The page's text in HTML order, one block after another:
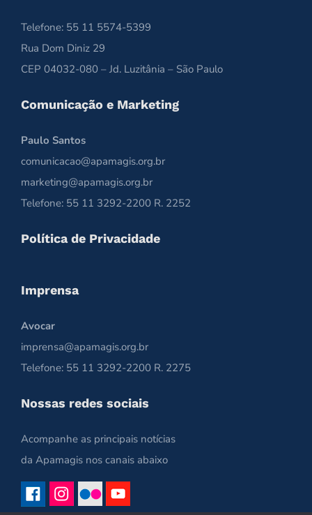
Telefone: 55 11 5574-5399
Rua Dom Diniz 29
CEP 04032-080 – Jd. Luzitânia – São Paulo
Comunicação e Marketing
Paulo Santos
comunicacao@apamagis.org.br
marketing@apamagis.org.br
Telefone: 55 11 3292-2200 R. 2252
Política de Privacidade
Imprensa
Avocar
imprensa@apamagis.org.br
Telefone: 55 11 3292-2200 R. 2275
Nossas redes sociais
Acompanhe as principais notícias
da Apamagis nos canais abaixo